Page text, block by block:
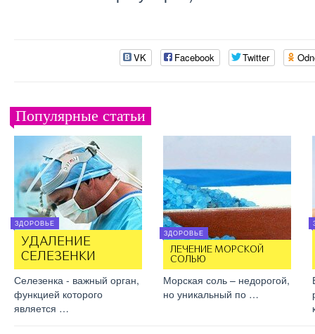
VK Facebook Twitter
Популярные статьи
ЗДОРОВЬЕ
УДАЛЕНИЕ
СЕЛЕЗЕНКИ
Селезенка - важный орган,
функцией которого
является …
ЗДОРОВЬЕ
ЛЕЧЕНИЕ МОРСКОЙ
СОЛЬЮ
Морская соль – недорогой,
но уникальный по …